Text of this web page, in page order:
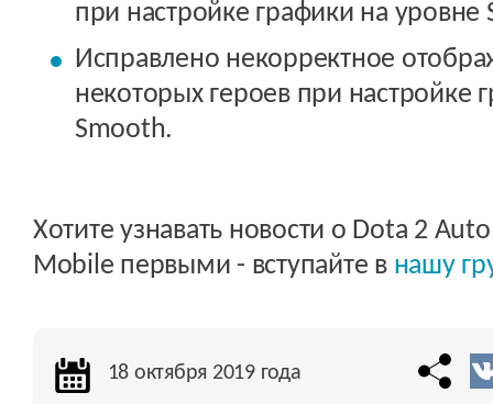
при настройке графики на уровне
Исправлено некорректное
некоторых героев при настройке
Smooth.
Хотите узнавать новости о Dota 2
Mobile первыми - вступайте в нашу
18 октября 2019 года